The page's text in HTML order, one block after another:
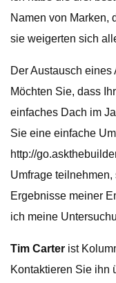
Namen von Marken,
sie weigerten sich
Der Austausch
Möchten Sie, dass
einfaches Dach im
Sie eine einfache
http://
Umfrage
Ergebnisse meiner
ich meine
Tim Carter ist
Kontaktieren Sie ihn